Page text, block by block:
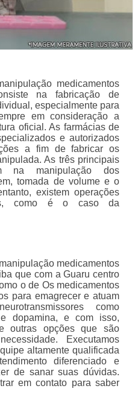
medicamentos
na fabricação de
especialmente para
em consideração a
oficial. As farmácias de
e autorizados
a fim de fabricar os
As três principais
na manipulação dos
tomada de volume e o
existem operações
como é o caso da
medicamentos
que com a Guaru centro
o de Os medicamentos
para emagrecer e atuam
como
dopamina, e com isso,
outras opções que são
Executamos
altamente qualificada
diferenciado e
de sanar suas dúvidas.
em contato para saber